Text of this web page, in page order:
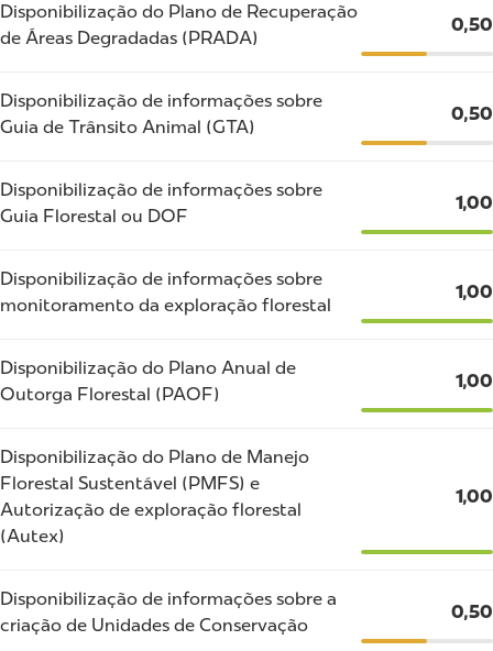
Disponibilização do Plano de Recuperação
de Áreas Degradadas (PRADA)
0,50
Disponibilização de informações sobre
Guia de Trânsito Animal (GTA)
0,50
Disponibilização de informações sobre
Guia Florestal ou DOF
1,00
Disponibilização de informações sobre
monitoramento da exploração florestal
1,00
Disponibilização do Plano Anual de
Outorga Florestal (PAOF)
1,00
Disponibilização do Plano de Manejo
Florestal Sustentável (PMFS) e
Autorização de exploração florestal
(Autex)
1,00
Disponibilização de informações sobre a
criação de Unidades de Conservação
0,50